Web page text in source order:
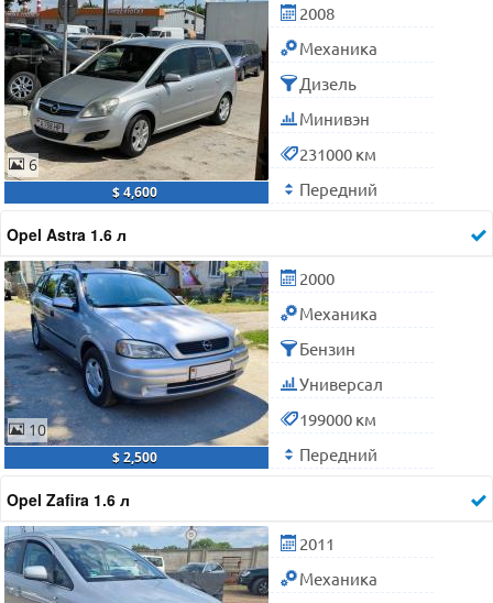
6
$ 4,600
2008
Механика
Дизель
Минивэн
231000 км
Передний
Opel Astra 1.6 л
10
$ 2,500
2000
Механика
Бензин
Универсал
199000 км
Передний
Opel Zafira 1.6 л
2011
Механика